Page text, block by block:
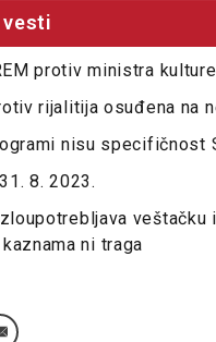
vesti
protiv ministra kulture
rijalitija osuđena na
nisu specifičnost
8. 2023.
veštačku
ni traga